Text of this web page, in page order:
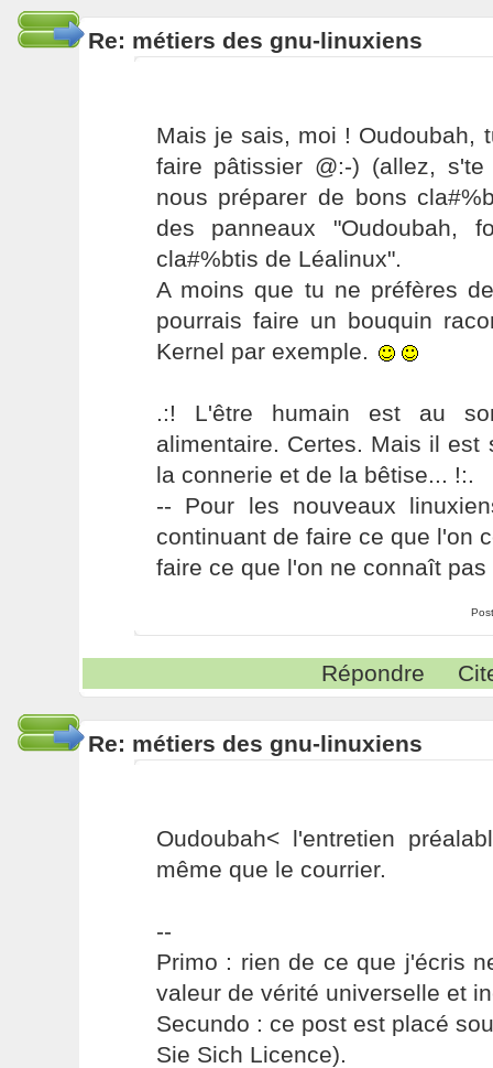
Re: métiers des gnu-linuxiens
Mais je sais, moi ! Oudoubah,
faire pâtissier @:-) (allez,
nous préparer de bons
des panneaux "Oudoubah,
cla#%btis de Léalinux".
A moins que tu ne préfères
pourrais faire un bouquin
Kernel par exemple.
.:! L'être humain est au
alimentaire. Certes. Mais il est
la connerie et de la bêtise... !:.
-- Pour les nouveaux
continuant de faire ce que l'on
faire ce que l'on ne connaît pas
Répondre
Re: métiers des gnu-linuxiens
Oudoubah< l'entretien
même que le courrier.
--
Primo : rien de ce que j'écris
valeur de vérité universelle et
Secundo : ce post est placé
Sie Sich Licence).